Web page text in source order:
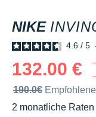
NIKE
4.6 / 5
132.00 €
Unverbindliche
190.0€
2 monatliche
Ohne Zusatzkosten